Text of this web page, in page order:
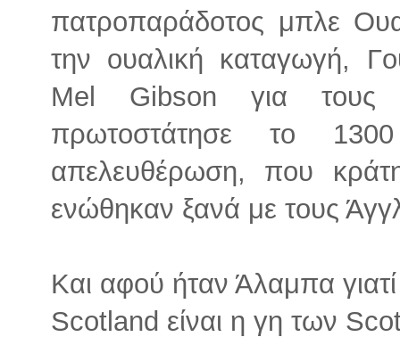
πατροπαράδοτος μπλε
την ουαλική καταγωγή,
Mel Gibson για τους
πρωτοστάτησε το
απελευθέρωση, που
ενώθηκαν ξανά με τους
Και αφού ήταν Άλαμπα
Scotland είναι η γη των